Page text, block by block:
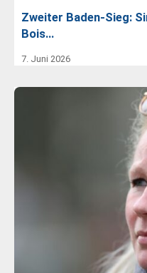
Zweiter Baden-Sieg:
Bois…
7. Juni 2026